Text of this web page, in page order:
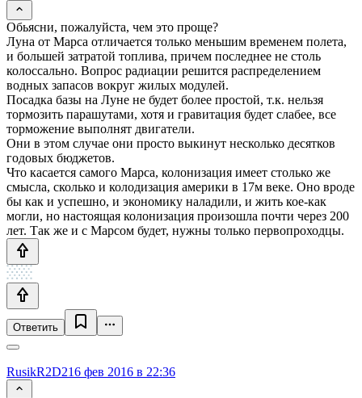
Обьясни, пожалуйста, чем это проще?
Луна от Марса отличается только меньшим временем полета,
и большей затратой топлива, причем последнее не столь
колоссально. Вопрос радиации решится распределением
водных запасов вокруг жилых модулей.
Посадка базы на Луне не будет более простой, т.к. нельзя
тормозить парашутами, хотя и гравитация будет слабее, все
торможение выполнят двигатели.
Они в этом случае они просто выкинут несколько десятков
годовых бюджетов.
Что касается самого Марса, колонизация имеет столько же
смысла, сколько и колодизация америки в 17м веке. Оно вроде
бы как и успешно, и экономику наладили, и жить кое-как
могли, но настоящая колонизация произошла почти через 200
лет. Так же и с Марсом будет, нужны только первопроходцы.
Ответить
RusikR2D216 фев 2016 в 22:36